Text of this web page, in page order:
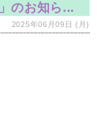
のお知ら...
2025年06月09日 (月)